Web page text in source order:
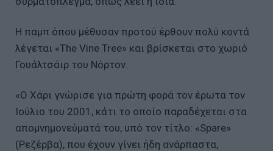
Η παμπ όπου μέθυσαν προτού έρθουν πολύ κοντά
λέγεται «The Vine Tree» και βρίσκεται στο χωριό
Γουάλτσάιρ του Νόρτον.
«Ο Χάρι γνώρισε για πρώτη φορά τον έρωτα τον
Ιούλιο του 2001, κάτι το οποίο παραδέχεται στα
απομνημονεύματά του, υπό τον τίτλο: «Spare»
(Ρεζέρβα), που έχουν γίνει ήδη ανάρπαστα,